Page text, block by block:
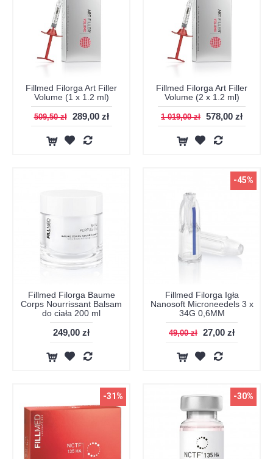
Fillmed Filorga Art Filler
Volume (1 x 1.2 ml)
509,50 zł 289,00 zł
Fillmed Filorga Art Filler
Volume (2 x 1.2 ml)
1 019,00 zł 578,00 zł
Fillmed Filorga Baume
Corps Nourrissant Balsam
do ciała 200 ml
249,00 zł
-45%
Fillmed Filorga Igła
Nanosoft Microneedels 3 x
34G 0,6MM
49,00 zł 27,00 zł
-31% -30%